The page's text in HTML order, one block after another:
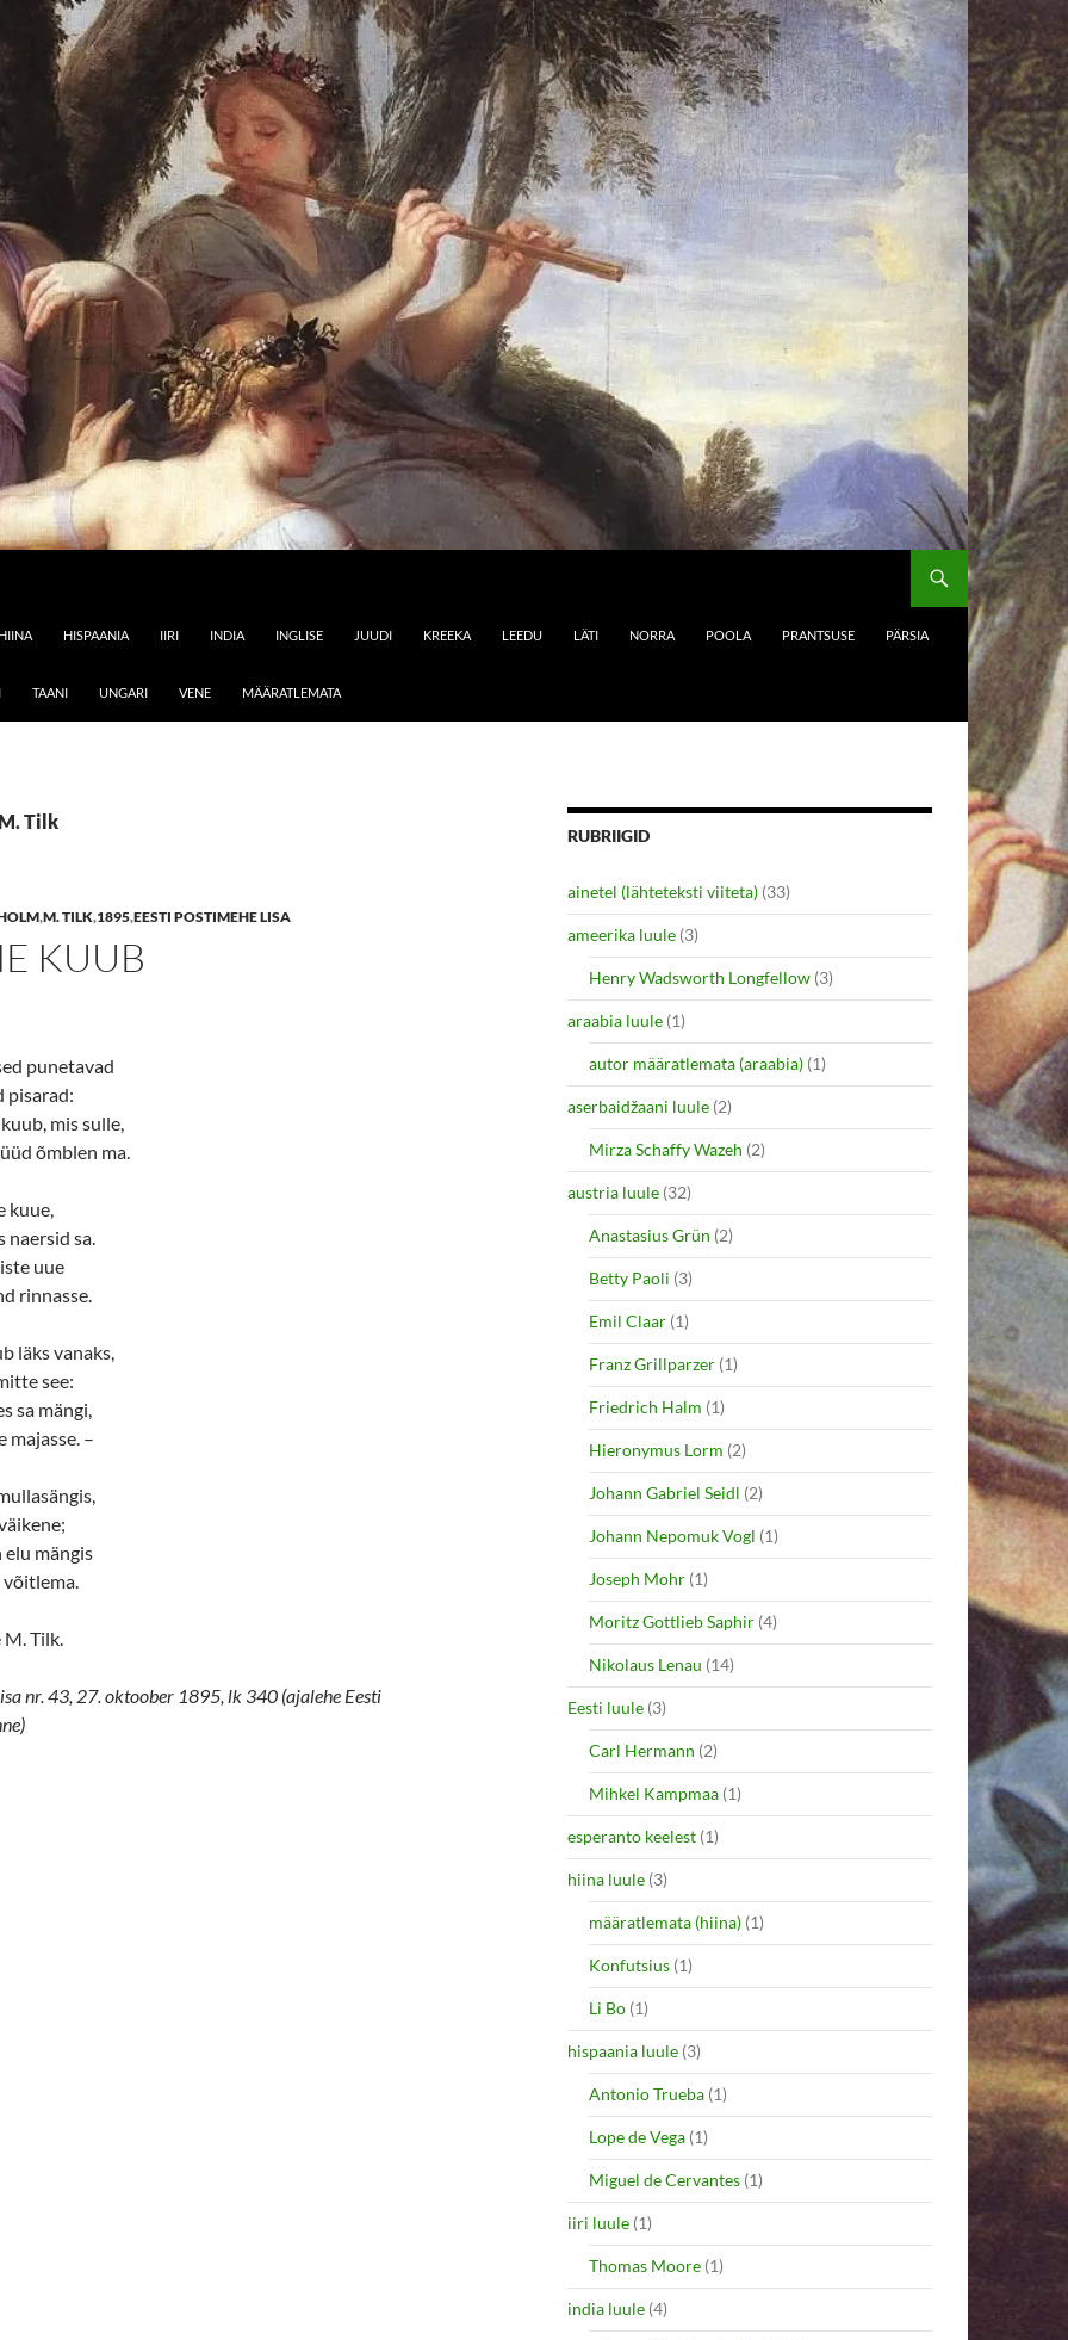
HIINA HISPAANIA IIRI INDIA INGLISE JUUDI KREEKA LEEDU LÄTI NORRA POOLA PRANTSUSE PÄRSIA
TAANI UNGARI VENE MÄÄRATLEMATA
Tilk
,M. TILK,1895,EESTI POSTIMEHE LISA
KUUB
punetavad
pisarad:
mis sulle,
õmblen ma.
kuue,
naersid sa.
uue
rinnasse.
läks vanaks,
see:
sa mängi,
majasse. –
elu mängis
võitlema.
Tilk.
nr. 43, 27. oktoober 1895, lk 340 (ajalehe Eesti
RUBRIIGID
ainetel (lähteteksti viiteta) (33)
ameerika luule (3)
Henry Wadsworth Longfellow (3)
araabia luule (1)
autor määratlemata (araabia) (1)
aserbaidžaani luule (2)
Mirza Schaffy Wazeh (2)
austria luule (32)
Anastasius Grün (2)
Betty Paoli (3)
Emil Claar (1)
Franz Grillparzer (1)
Friedrich Halm (1)
Hieronymus Lorm (2)
Johann Gabriel Seidl (2)
Johann Nepomuk Vogl (1)
Joseph Mohr (1)
Moritz Gottlieb Saphir (4)
Nikolaus Lenau (14)
Eesti luule (3)
Carl Hermann (2)
Mihkel Kampmaa (1)
esperanto keelest (1)
hiina luule (3)
määratlemata (hiina) (1)
Konfutsius (1)
Li Bo (1)
hispaania luule (3)
Antonio Trueba (1)
Lope de Vega (1)
Miguel de Cervantes (1)
iiri luule (1)
Thomas Moore (1)
india luule (4)